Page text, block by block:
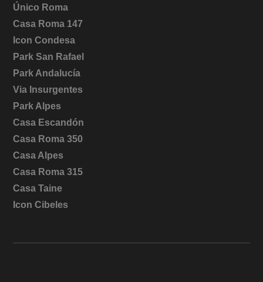
Único Roma
Casa Roma 147
Icon Condesa
Park San Rafael
Park Andalucía
Via Insurgentes
Park Alpes
Casa Escandón
Casa Roma 350
Casa Alpes
Casa Roma 315
Casa Taine
Icon Cibeles